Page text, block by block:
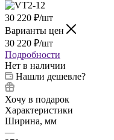
30 220 ₽/шт
Варианты цен
30 220 ₽/шт
Подробности
Нет в наличии
Нашли дешевле?
Хочу в подарок
Характеристики
Ширина, мм
—